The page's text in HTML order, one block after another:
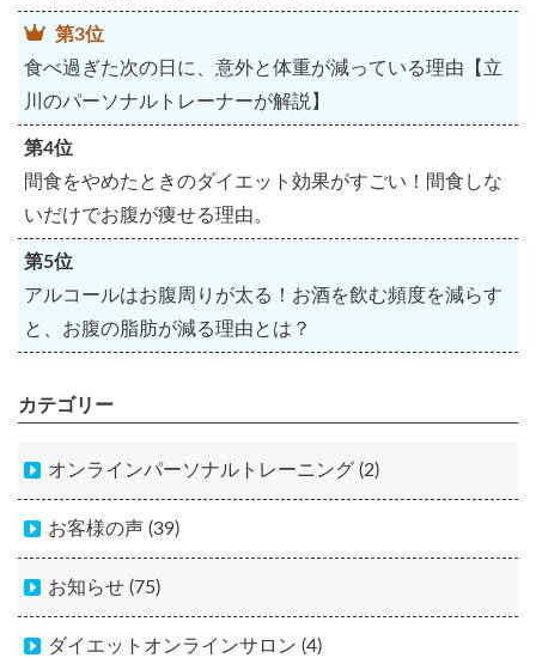
第3位
食べ過ぎた次の日に、意外と体重が減っている理由【立
川のパーソナルトレーナーが解説】
第4位
間食をやめたときのダイエット効果がすごい！間食しな
いだけでお腹が痩せる理由。
第5位
アルコールはお腹周りが太る！お酒を飲む頻度を減らす
と、お腹の脂肪が減る理由とは？
カテゴリー
オンラインパーソナルトレーニング (2)
お客様の声 (39)
お知らせ (75)
ダイエットオンラインサロン (4)